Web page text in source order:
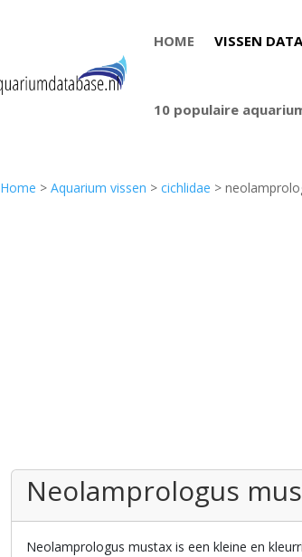
HOME VISSEN
10 populaire
Home >Aquarium vissen >cichlidae >
Neolamprologus
Neolamprologus mustax is een kleine en